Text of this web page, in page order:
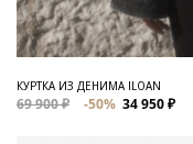
КУРТКА ИЗ ДЕНИМА ILOAN
69 900 ₽ -50% 34 950 ₽